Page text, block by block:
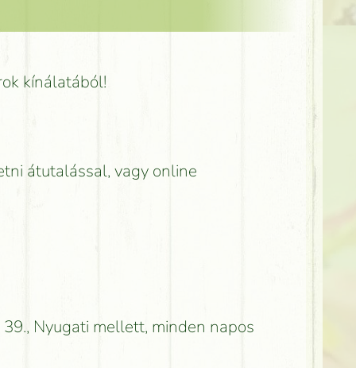
kínálatából!
átutalással, vagy online
Nyugati mellett, minden napos